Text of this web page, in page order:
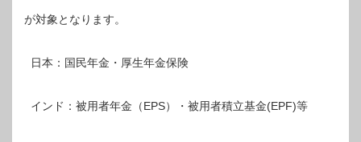
が対象となります。
日本：国民年金・厚生年金保険
インド：被用者年金（EPS）・被用者積立基金(EPF)等